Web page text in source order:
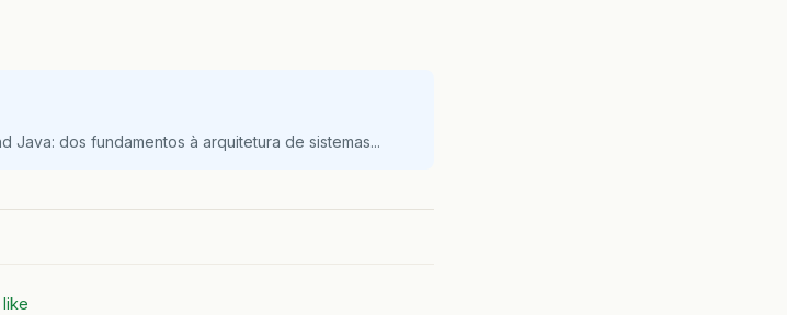
anexo
DataHandler(fds));
user, pass);
Java: dos fundamentos à arquitetura de sistemas...
like